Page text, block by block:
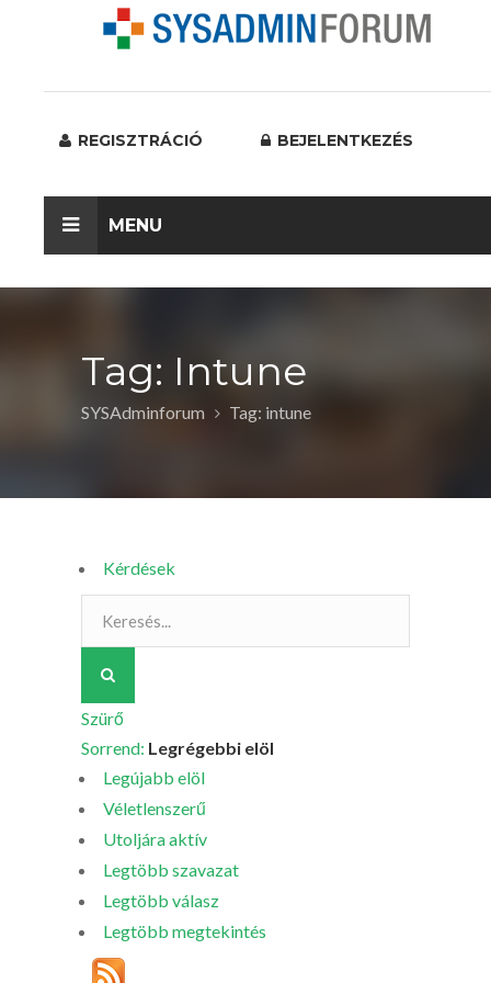
REGISZTRÁCIÓ BEJELENTKEZÉS
MENU
Tag: Intune
SYSAdminforum Tag: intune
Kérdések
Szürő
Sorrend: Legrégebbi elöl
Legújabb elöl
Véletlenszerű
Utoljára aktív
Legtöbb szavazat
Legtöbb válasz
Legtöbb megtekintés